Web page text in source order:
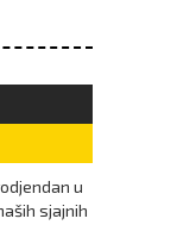
u
sjajnih